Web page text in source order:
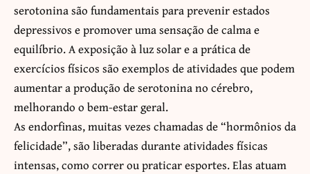
serotonina são fundamentais para prevenir estados
depressivos e promover uma sensação de calma e
equilíbrio. A exposição à luz solar e a prática de
exercícios físicos são exemplos de atividades que podem
aumentar a produção de serotonina no cérebro,
melhorando o bem-estar geral.
As endorfinas, muitas vezes chamadas de “hormônios da
felicidade”, são liberadas durante atividades físicas
intensas, como correr ou praticar esportes. Elas atuam